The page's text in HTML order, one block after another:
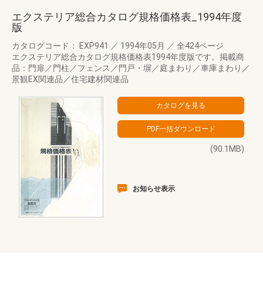
エクステリア総合カタログ規格価格表_1994年度
版
カタログコード： EXP941 ／ 1994年05月 ／ 全424ページ
エクステリア総合カタログ規格価格表1994年度版です。掲載商
品：門扉／門柱／フェンス／門戸・塀／庭まわり／車庫まわり／
景観EX関連品／住宅建材関連品
(90.1MB)
お知らせ表示